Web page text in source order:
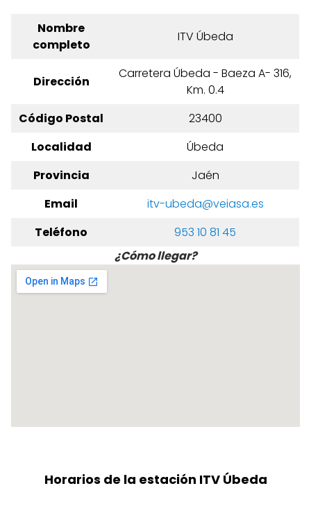
Nombre
completo
ITV Úbeda
Dirección
Carretera Úbeda - Baeza A- 316,
Km. 0.4
Código Postal
23400
Localidad
Úbeda
Provincia
Jaén
Email
itv-ubeda@veiasa.es
Teléfono
953 10 81 45
¿Cómo llegar?
Horarios de la estación ITV Úbeda